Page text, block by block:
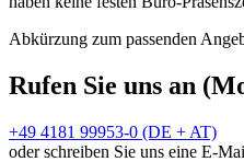
Abkürzung zum passenden
Rufen Sie uns an
+49 4181 99953-0 (DE + AT)
oder schreiben Sie uns eine E-